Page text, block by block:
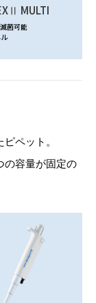
MULTI
菌可能
ペット。
の容量が固定の